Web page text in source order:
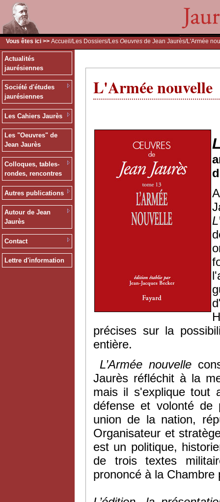
Vous êtes ici >> Accueil /Les Dossiers/Les Oeuvres de Jean Jaurès/L'Armée
Actualités
jaurésiennes
Société d'études
jaurésiennes
Les Cahiers Jaurès
Les "Oeuvres" de
Jean Jaurès
Colloques, tables-
rondes, rencontres
Autres publications
Autour de Jean
Jaurès
Contact
Lettre d'information
L'Armée nouvelle
précises sur la
entière.
L’Armée nouvelle
Jaurès réfléchit à la
mais il s'explique tout
défense et volonté de
union de la nation,
Organisateur et
est un politique,
de trois textes
prononcé à la